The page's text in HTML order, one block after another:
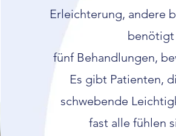
Erleichterung, andere
benötigt
fünf Behandlungen,
Es gibt Patienten,
schwebende
fast alle fühlen